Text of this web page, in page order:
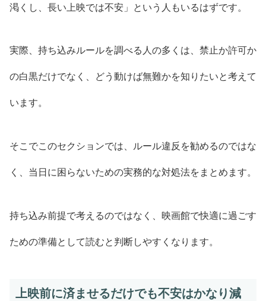
渇くし、長い上映では不安」という人もいるはずです。
実際、持ち込みルールを調べる人の多くは、禁止か許可か
の白黒だけでなく、どう動けば無難かを知りたいと考えて
います。
そこでこのセクションでは、ルール違反を勧めるのではな
く、当日に困らないための実務的な対処法をまとめます。
持ち込み前提で考えるのではなく、映画館で快適に過ごす
ための準備として読むと判断しやすくなります。
上映前に済ませるだけでも不安はかなり減